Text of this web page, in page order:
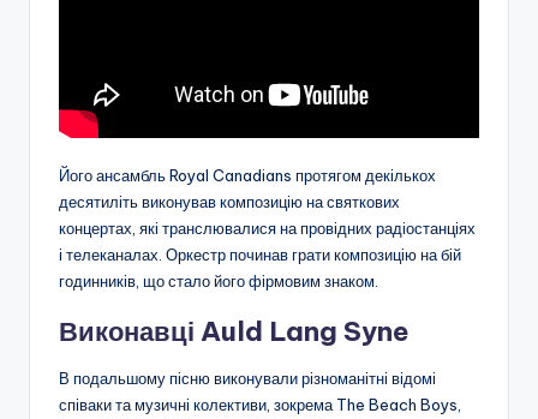
Його ансамбль Royal Canadians протягом декількох
десятиліть виконував композицію на святкових
концертах, які транслювалися на провідних радіостанціях
і телеканалах. Оркестр починав грати композицію на бій
годинників, що стало його фірмовим знаком.
Виконавці Auld Lang Syne
В подальшому пісню виконували різноманітні відомі
співаки та музичні колективи, зокрема The Beach Boys,